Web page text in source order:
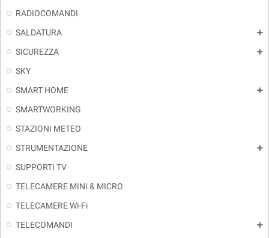
RADIOCOMANDI
SALDATURA
add
SICUREZZA add
SKY
SMART HOME
add
SMARTWORKING
STAZIONI METEO
STRUMENTAZIONE
add
SUPPORTI TV
TELECAMERE MINI & MICRO
TELECAMERE Wi-Fi
TELECOMANDI
add